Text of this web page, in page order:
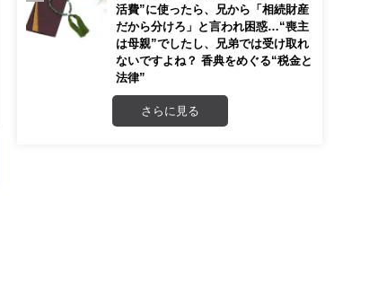
活費”に使ったら、兄から「相続財産
だから分けろ」と言われ困惑…“喪主
は母親”でしたし、兄弟では受け取れ
ないですよね？ 香典をめぐる“税金と
法律”
さらに見る